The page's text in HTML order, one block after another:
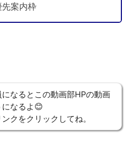
案内枠
なるとこの動画部HPの動画
なるよ😊
クをクリックしてね。